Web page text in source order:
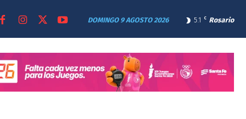
5.1 C Rosario
DOMINGO 9 AGOSTO 2026